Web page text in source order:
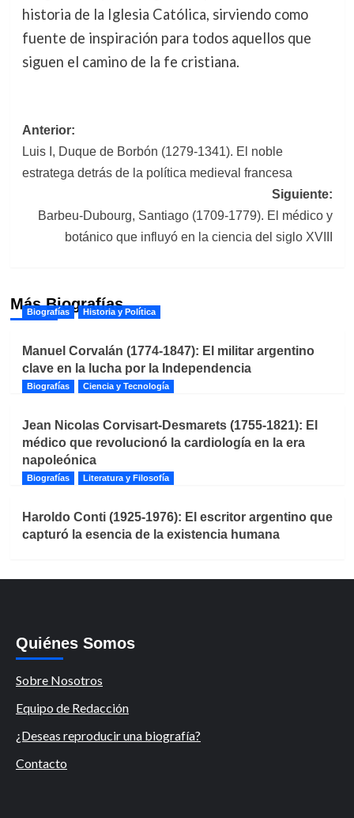
historia de la Iglesia Católica, sirviendo como
fuente de inspiración para todos aquellos que
siguen el camino de la fe cristiana.
Navegación
de
entradas
Anterior:
Luis I, Duque de Borbón (1279-1341). El noble
estratega detrás de la política medieval francesa
Siguiente:
Barbeu-Dubourg, Santiago (1709-1779). El médico y
botánico que influyó en la ciencia del siglo XVIII
Más Biografías
Biografías Historia y Política
Manuel Corvalán (1774-1847): El militar argentino
clave en la lucha por la Independencia
Biografías Ciencia y Tecnología
Jean Nicolas Corvisart-Desmarets (1755-1821): El
médico que revolucionó la cardiología en la era
napoleónica
Biografías Literatura y Filosofía
Haroldo Conti (1925-1976): El escritor argentino que
capturó la esencia de la existencia humana
Quiénes Somos
Sobre Nosotros
Equipo de Redacción
¿Deseas reproducir una biografía?
Contacto